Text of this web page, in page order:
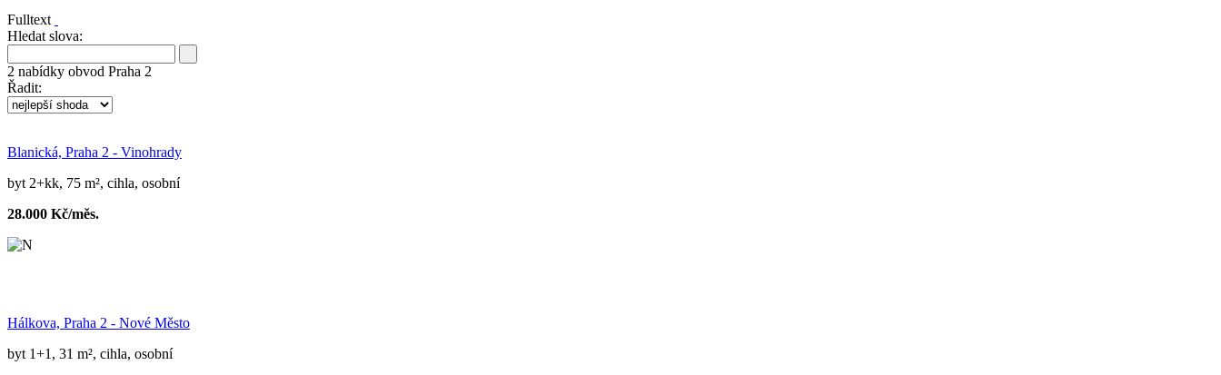
Fulltext
Hledat slova:
2 nabídky obvod Praha 2
Řadit:
Blanická, Praha 2 - Vinohrady
byt 2+kk, 75 m², cihla, osobní
28.000 Kč/měs.
Hálkova, Praha 2 - Nové Město
byt 1+1, 31 m², cihla, osobní